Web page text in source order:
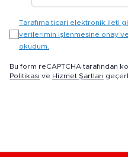
Tarafıma ticari elektronik ileti
verilerimin işlenmesine onay
okudum.
Bu form reCAPTCHA tarafından
Politikası ve Hizmet Şartları